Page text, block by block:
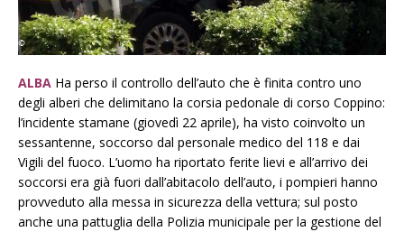
ALBA Ha perso il controllo dell’auto che è finita contro uno
degli alberi che delimitano la corsia pedonale di corso Coppino:
l’incidente stamane (giovedì 22 aprile), ha visto coinvolto un
sessantenne, soccorso dal personale medico del 118 e dai
Vigili del fuoco. L’uomo ha riportato ferite lievi e all’arrivo dei
soccorsi era già fuori dall’abitacolo dell’auto, i pompieri hanno
provveduto alla messa in sicurezza della vettura; sul posto
anche una pattuglia della Polizia municipale per la gestione del